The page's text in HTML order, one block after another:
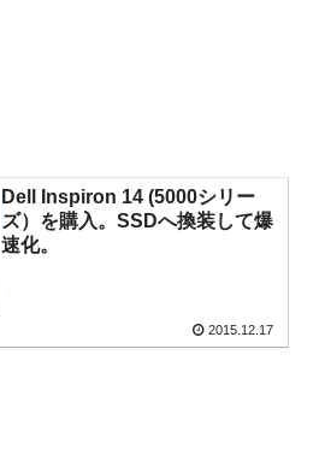
Dell Inspiron 14 (5000シリー
ズ）を購入。SSDへ換装して爆
速化。
2015.12.17